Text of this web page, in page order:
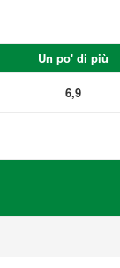
Un po' di più
6,9